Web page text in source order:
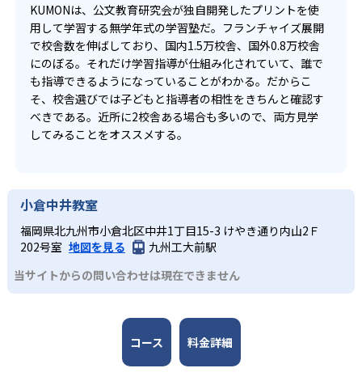
KUMONは、公文教育研究会が独自開発したプリントを使
用して学習する無学年式の学習塾だ。フランチャイズ展開
で校舎数を伸ばしており、国内1.5万校舎、国外0.8万校舎
にのぼる。それだけ学習指導が仕組み化されていて、誰で
も指導できるようになっていることがわかる。だからこ
そ、校舎選びでは子どもと指導者の相性をきちんと確認す
べきである。近所に2校舎ある場合も多いので、両方見学
してみることをオススメする。
小倉中井教室
福岡県北九州市小倉北区中井1丁目15-3 けやき通り内山2Ｆ
202号室 地図を見る
九州工大前駅
当サイトからの問い合わせは現在できません
コース 料金詳細